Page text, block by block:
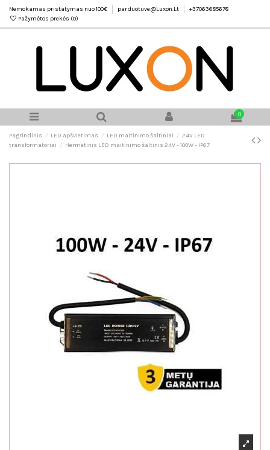
Nemokamas pristatymas nuo 100€ parduotuve@Luxon.Lt
+37063685678
Pažymėtos prekės (0)
0
Pagrindinis LED apšvietimas LED maitinimo šaltiniai
24V LED
transformatoriai
Hermetinis LED maitinimo šaltinis 24V - 100W - IP67